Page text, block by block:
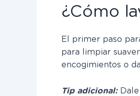
¿Cómo
El primer paso
para limpiar
encogimientos o
Tip adicional: